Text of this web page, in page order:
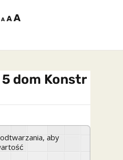
A AA
dom Konstr